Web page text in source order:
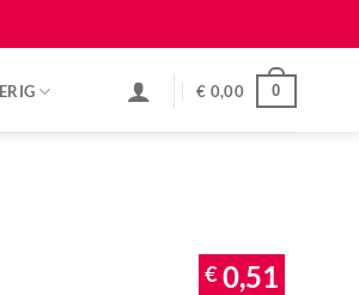
€ 0,00 0
€0,51